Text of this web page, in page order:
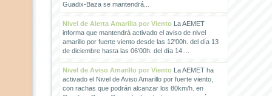
Guadix-Baza se mantendrá...
Nivel de Alerta Amarilla por VientoLa AEMET
informa que mantendrá activado el aviso de nivel
amarillo por fuerte viento desde las 12'00h. del día 13
de diciembre hasta las 06'00h. del día 14....
Nivel de Aviso Amarillo por VientoLa AEMET ha
activado el Nivel de Aviso Amarillo por fuerte viento,
con rachas que podrán alcanzar los 80km/h. en